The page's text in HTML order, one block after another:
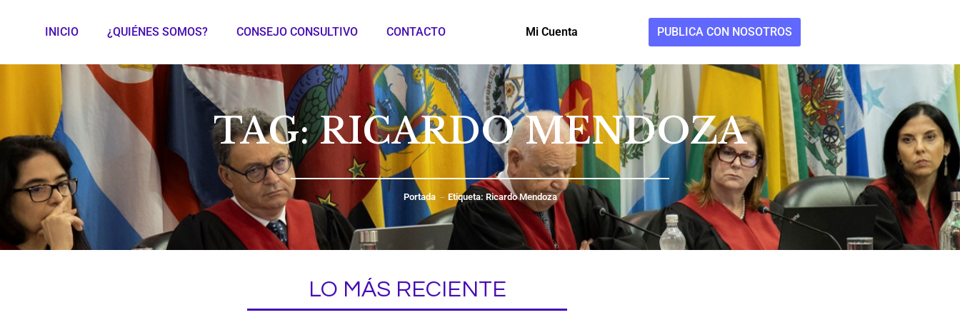
INICIO ¿QUIÉNES SOMOS? CONSEJO CONSULTIVO CONTACTO Mi Cuenta PUBLICA CON NOSOTROS
TAG: RICARDO MENDOZA
Portada Etiqueta: Ricardo Mendoza
LO MÁS RECIENTE